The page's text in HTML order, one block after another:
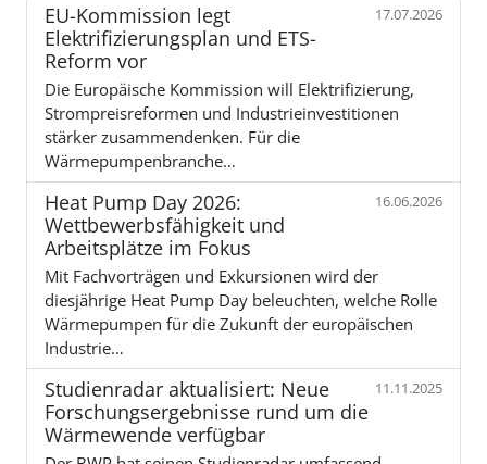
EU-Kommission legt
Elektrifizierungsplan und ETS-
Reform vor
17.07.2026
Die Europäische Kommission will Elektrifizierung,
Strompreisreformen und Industrieinvestitionen
stärker zusammendenken. Für die
Wärmepumpenbranche…
Heat Pump Day 2026:
Wettbewerbsfähigkeit und
Arbeitsplätze im Fokus
16.06.2026
Mit Fachvorträgen und Exkursionen wird der
diesjährige Heat Pump Day beleuchten, welche Rolle
Wärmepumpen für die Zukunft der europäischen
Industrie…
Studienradar aktualisiert: Neue
Forschungsergebnisse rund um die
Wärmewende verfügbar
11.11.2025